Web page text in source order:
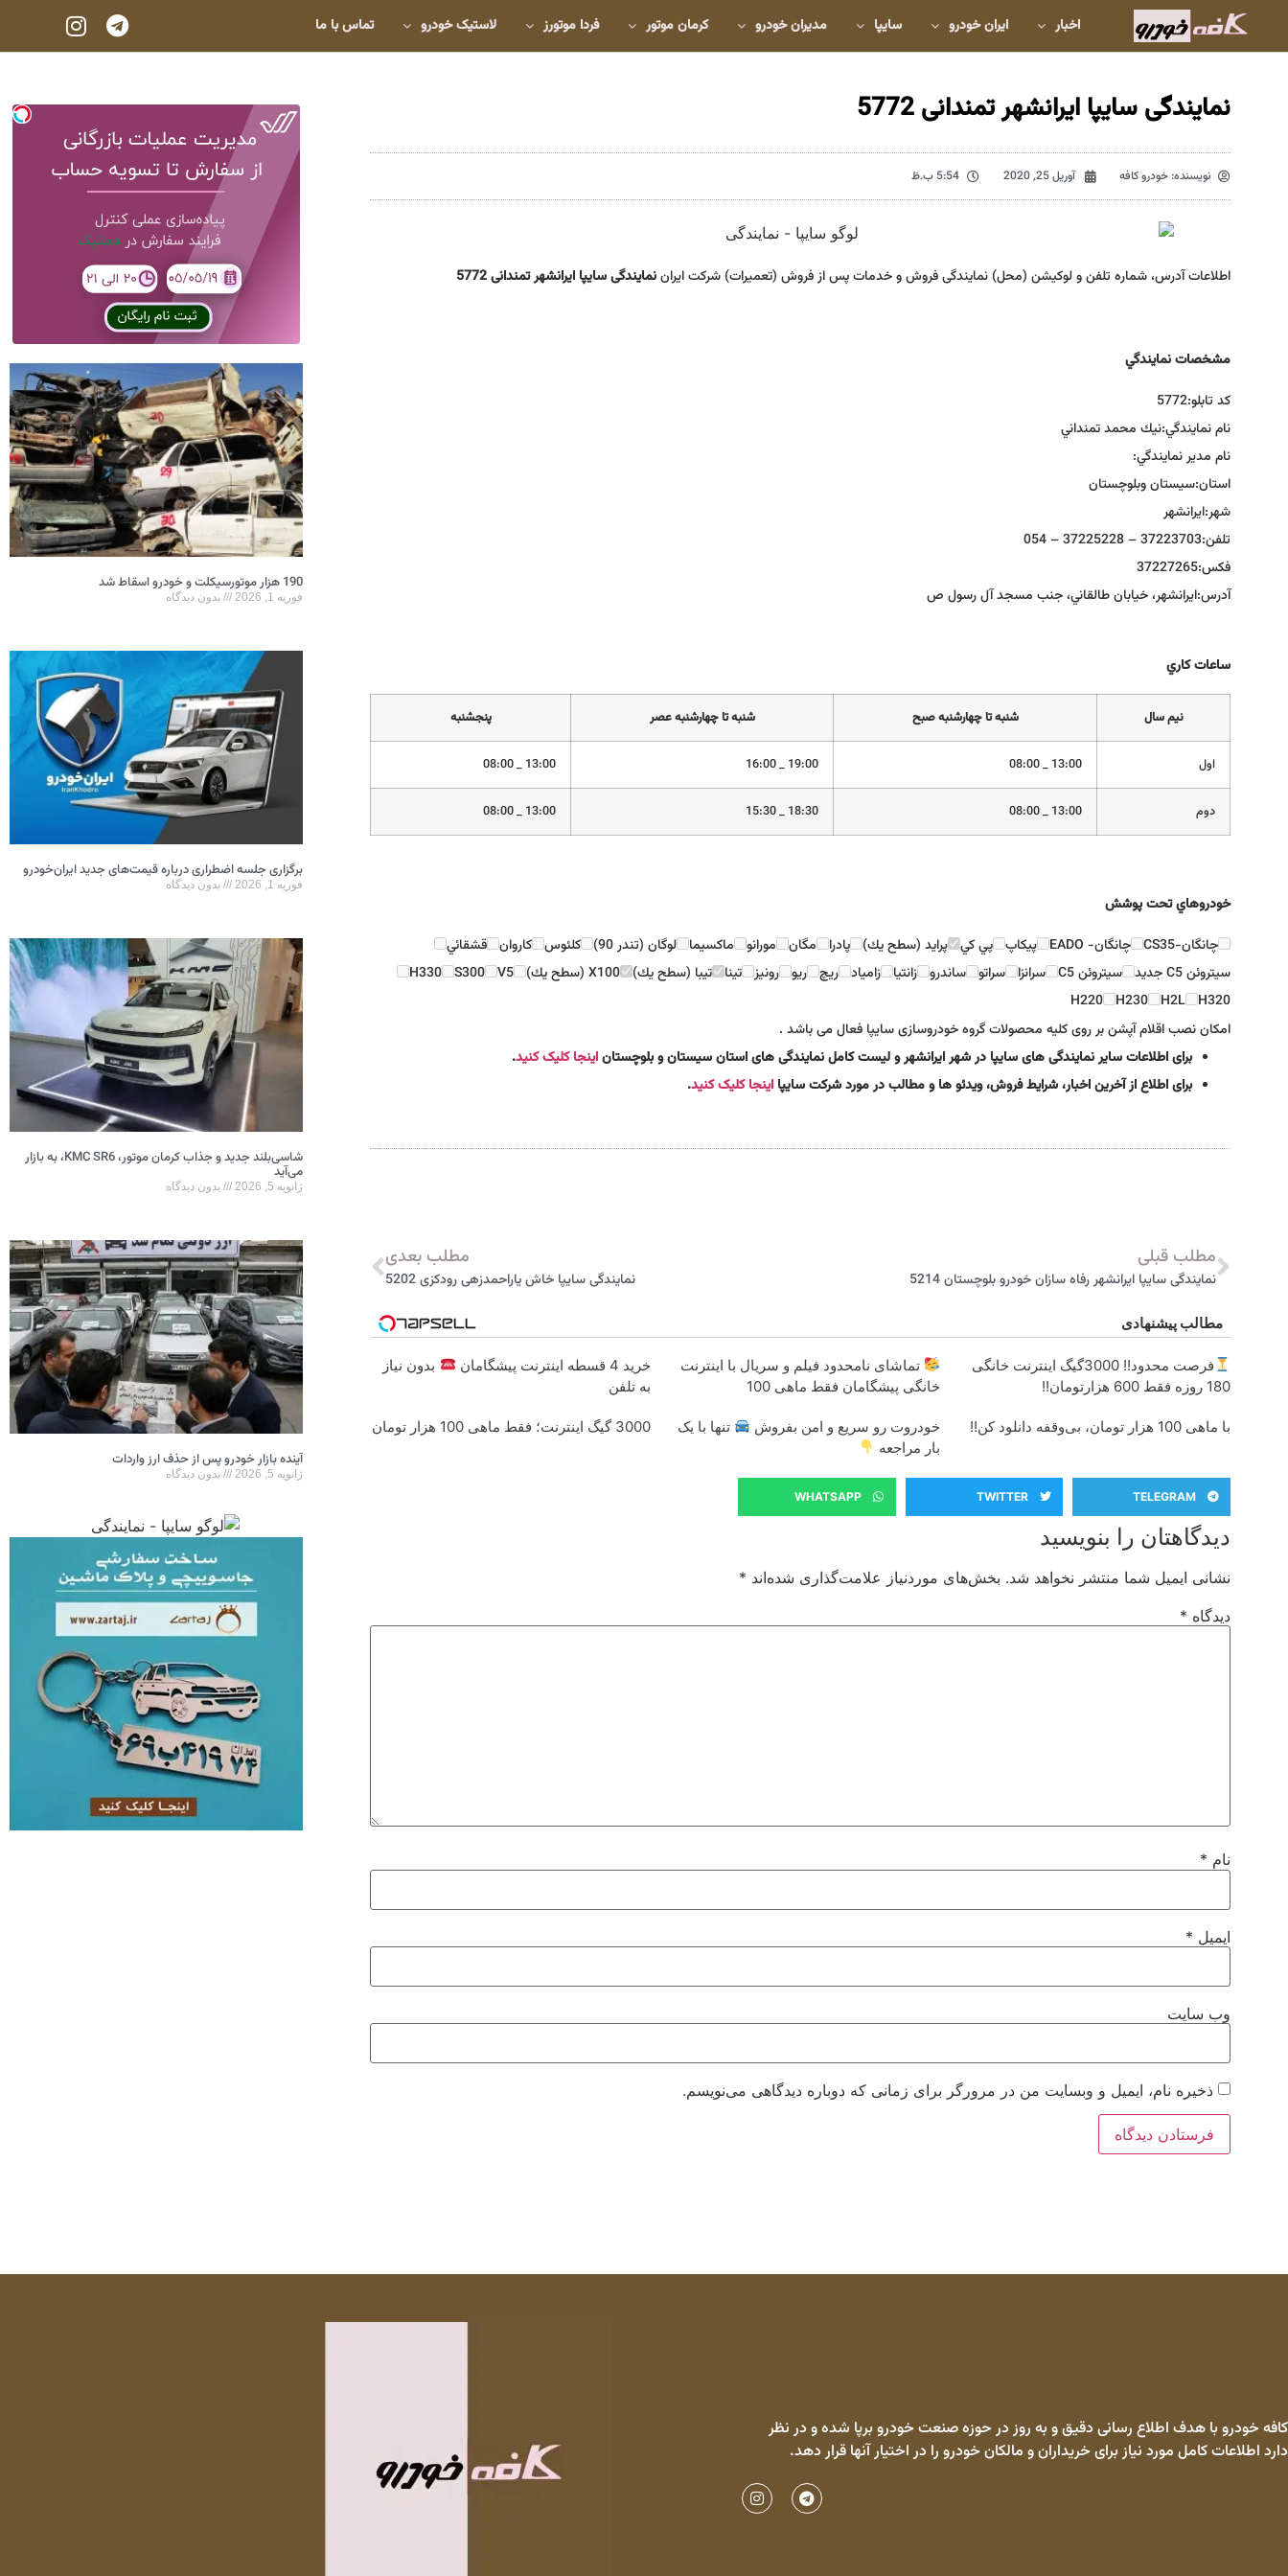
اخبار ایران خودرو سایپا مدیران خودرو کرمان موتور فردا موتورز لاستیک خودرو تماس با ما
نمایندگی سایپا ایرانشهر تمندانی 5772
نویسنده: خودرو کافه آوریل 25, 2020 5:54 ب.ظ
اطلاعات آدرس، شماره تلفن و لوکیشن (محل) نمایندگی فروش و خدمات پس از فروش (تعمیرات) شرکت ایراننمایندگی سایپا ایرانشهر تمندانی 5772
مشخصات نمايندگي
كد تابلو:5772
نام نمايندگي:نيك محمد تمنداني
نام مدير نمايندگي:
استان:سيستان وبلوچستان
شهر:ايرانشهر
تلفن:37223703 – 37225228 – 054
فكس:37227265
آدرس:ايرانشهر، خيابان طالقاني، جنب مسجد آل رسول ص
ساعات كاري
نيم سال شنبه تا چهارشنبه صبح شنبه تا چهارشنبه عصر پنجشنبه
اول 13:00 _ 08:00
19:00 _ 16:00
13:00 _ 08:00
دوم 13:00 _ 08:00
18:30 _ 15:30
13:00 _ 08:00
خودروهاي تحت پوشش
چانگان-CS35
چانگان- EADO پيكاپ پي كي پرايد (سطح يك) پادرا مگان مورانو ماكسيما لوگان (تندر 90) كلئوس كاروان قشقائي
سيتروئن C5 جديد
سيتروئن C5 سرانزا سراتو ساندرو زانتيا زامياد ريچ ريو رونيز تينا تيبا (سطح يك) X100 (سطح يك) V5
S300
H330
H320
H2L
H230
H220
امکان نصب اقلام آپشن بر روی کلیه محصولات گروه خودروسازی سایپا فعال می باشد .
برای اطلاعات سایر نمایندگی های سایپا در شهر ایرانشهر و لیست کامل نمایندگی های استان سیستان و بلوچستاناینجا کلیک کنید.
برای اطلاع از آخرین اخبار، شرایط فروش، ویدئو ها و مطالب در مورد شرکت سایپا اینجا کلیک کنید.
مطلب قبلی
نمایندگی سایپا ایرانشهر رفاه سازان خودرو بلوچستان 5214
مطلب بعدی
نمایندگی سایپا خاش یاراحمدزهی رودکزی 5202
مطالب پیشنهادی
فرصت محدود!! 3000گیگ اینترنت خانگی
180 روزه فقط 600 هزارتومان!!
تماشای نامحدود فیلم و سریال با اینترنت
خانگی پیشگامان فقط ماهی 100
خرید 4 قسطه اینترنت پیشگامان
بدون نیاز
به تلفن
با ماهی 100 هزار تومان، بی‌وقفه دانلود کن!! خودروت رو سریع و امن بفروش
تنها با یک
بار مراجعه
3000 گیگ اینترنت؛ فقط ماهی 100 هزار تومان
TELEGRAM
TWITTER
WHATSAPP
دیدگاهتان را بنویسید
نشانی ایمیل شما منتشر نخواهد شد. بخش‌های موردنیاز علامت‌گذاری شده‌اند *
دیدگاه *
نام *
ایمیل *
وب‌ سایت
ذخیره نام، ایمیل و وبسایت من در مرورگر برای زمانی که دوباره دیدگاهی می‌نویسم.
190 هزار موتورسیکلت و خودرو اسقاط شد
فوریه 1, 2026 بدون دیدگاه
برگزاری جلسه اضطراری درباره قیمت‌های جدید ایران‌خودرو
فوریه 1, 2026 بدون دیدگاه
شاسی‌بلند جدید و جذاب کرمان موتور، KMC SR6، به بازار
می‌آید
ژانویه 5, 2026 بدون دیدگاه
آینده بازار خودرو پس از حذف ارز واردات
ژانویه 5, 2026 بدون دیدگاه
کافه خودرو با هدف اطلاع رسانی دقیق و به روز در حوزه صنعت خودرو برپا شده و در نظر
دارد اطلاعات کامل مورد نیاز برای خریداران و مالکان خودرو را در اختیار آنها قرار دهد.